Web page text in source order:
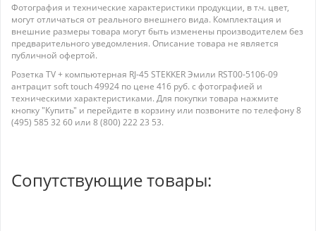
Фотография и технические характеристики продукции, в т.ч. цвет,
могут отличаться от реального внешнего вида. Комплектация и
внешние размеры товара могут быть изменены производителем без
предварительного уведомления. Описание товара не является
публичной офертой.
Розетка TV + компьютерная RJ-45 STEKKER Эмили RST00-5106-09
антрацит soft touch 49924 по цене 416 руб. с фотографией и
техническими характеристиками. Для покупки товара нажмите
кнопку "Купить" и перейдите в корзину или позвоните по телефону 8
(495) 585 32 60 или 8 (800) 222 23 53.
Сопутствующие товары: